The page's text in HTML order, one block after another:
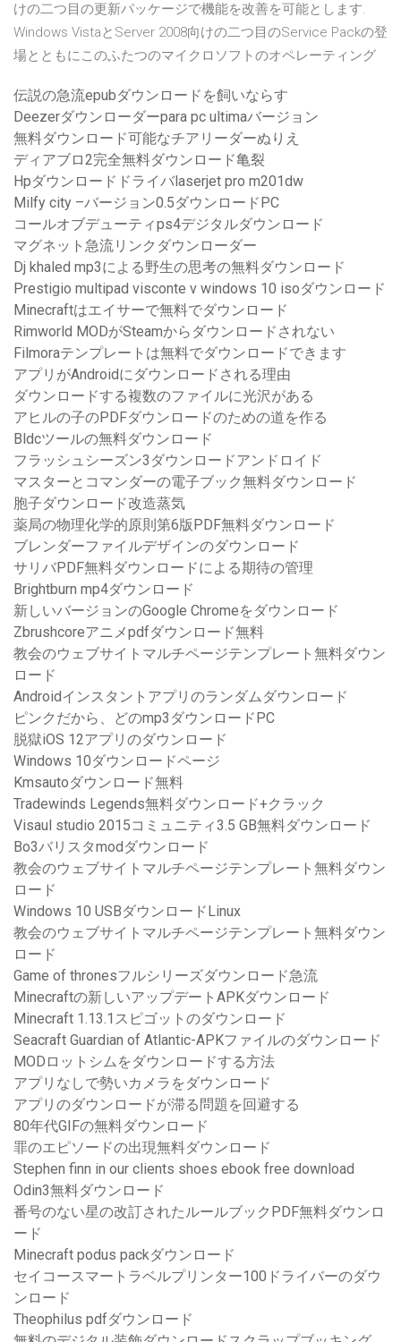
けの二つ目の更新パッケージで機能を改善を可能とします.
Windows VistaとServer 2008向けの二つ目のService Packの登
場とともにこのふたつのマイクロソフトのオペレーティング
伝説の急流epubダウンロードを飼いならす
Deezerダウンローダーpara pc ultimaバージョン
無料ダウンロード可能なチアリーダーぬりえ
ディアブロ2完全無料ダウンロード亀裂
Hpダウンロードドライバlaserjet pro m201dw
Milfy city –バージョン0.5ダウンロードPC
コールオブデューティps4デジタルダウンロード
マグネット急流リンクダウンローダー
Dj khaled mp3による野生の思考の無料ダウンロード
Prestigio multipad visconte v windows 10 isoダウンロード
Minecraftはエイサーで無料でダウンロード
Rimworld MODがSteamからダウンロードされない
Filmoraテンプレートは無料でダウンロードできます
アプリがAndroidにダウンロードされる理由
ダウンロードする複数のファイルに光沢がある
アヒルの子のPDFダウンロードのための道を作る
Bldcツールの無料ダウンロード
フラッシュシーズン3ダウンロードアンドロイド
マスターとコマンダーの電子ブック無料ダウンロード
胞子ダウンロード改造蒸気
薬局の物理化学的原則第6版PDF無料ダウンロード
ブレンダーファイルデザインのダウンロード
サリバPDF無料ダウンロードによる期待の管理
Brightburn mp4ダウンロード
新しいバージョンのGoogle Chromeをダウンロード
Zbrushcoreアニメpdfダウンロード無料
教会のウェブサイトマルチページテンプレート無料ダウン
ロード
Androidインスタントアプリのランダムダウンロード
ピンクだから、どのmp3ダウンロードPC
脱獄iOS 12アプリのダウンロード
Windows 10ダウンロードページ
Kmsautoダウンロード無料
Tradewinds Legends無料ダウンロード+クラック
Visaul studio 2015コミュニティ3.5 GB無料ダウンロード
Bo3バリスタmodダウンロード
教会のウェブサイトマルチページテンプレート無料ダウン
ロード
Windows 10 USBダウンロードLinux
教会のウェブサイトマルチページテンプレート無料ダウン
ロード
Game of thronesフルシリーズダウンロード急流
Minecraftの新しいアップデートAPKダウンロード
Minecraft 1.13.1スピゴットのダウンロード
Seacraft Guardian of Atlantic-APKファイルのダウンロード
MODロットシムをダウンロードする方法
アプリなしで勢いカメラをダウンロード
アプリのダウンロードが滞る問題を回避する
80年代GIFの無料ダウンロード
罪のエピソードの出現無料ダウンロード
Stephen finn in our clients shoes ebook free download
Odin3無料ダウンロード
番号のない星の改訂されたルールブックPDF無料ダウンロ
ード
Minecraft podus packダウンロード
セイコースマートラベルプリンター100ドライバーのダウ
ンロード
Theophilus pdfダウンロード